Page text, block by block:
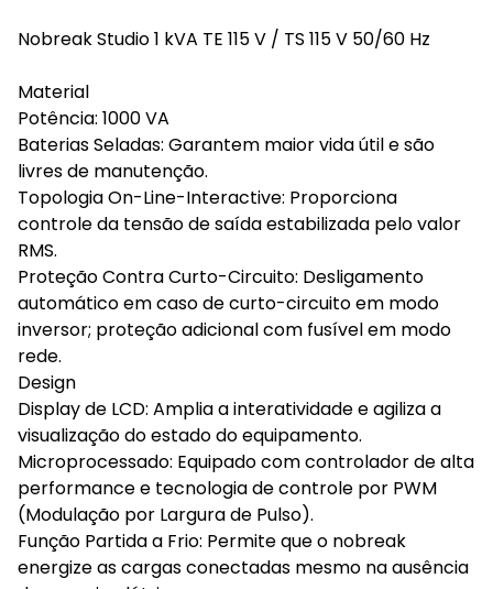
Nobreak Studio 1 kVA TE 115 V / TS 115 V 50/60 Hz
Material
Potência: 1000 VA
Baterias Seladas: Garantem maior vida útil e são
livres de manutenção.
Topologia On-Line-Interactive: Proporciona
controle da tensão de saída estabilizada pelo valor
RMS.
Proteção Contra Curto-Circuito: Desligamento
automático em caso de curto-circuito em modo
inversor; proteção adicional com fusível em modo
rede.
Design
Display de LCD: Amplia a interatividade e agiliza a
visualização do estado do equipamento.
Microprocessado: Equipado com controlador de alta
performance e tecnologia de controle por PWM
(Modulação por Largura de Pulso).
Função Partida a Frio: Permite que o nobreak
energize as cargas conectadas mesmo na ausência